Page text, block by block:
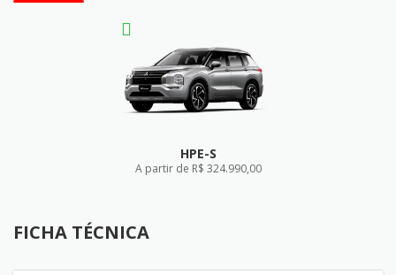
HPE-S
A partir de R$ 324.990,00
FICHA TÉCNICA